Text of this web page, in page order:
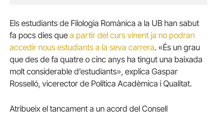
Els estudiants de Filologia Romànica a la UB han sabut
fa pocs dies que a partir del curs vinent ja no podran
accedir nous estudiants a la seva carrera. «És un grau
que des de fa quatre o cinc anys ha tingut una baixada
molt considerable d’estudiants», explica Gaspar
Rosselló, vicerector de Política Acadèmica i Qualitat.
Atribueix el tancament a un acord del Consell